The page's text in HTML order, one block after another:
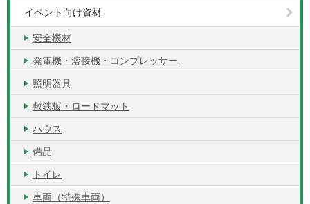
イベント向け資材
安全機材
発電機・溶接機・コンプレッサー
照明器具
敷鉄板・ロードマット
ハウス
備品
トイレ
車両（特殊車両）